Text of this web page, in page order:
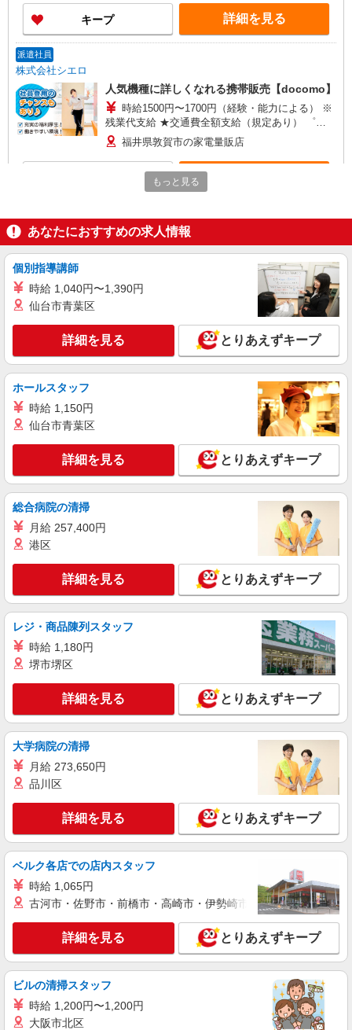
ィブ支給(規定有) ゜・。○。・゜+゜・。○。・゜
+゜
キープ 詳細を見る
派遣社員
株式会社シエロ
人気機種に詳しくなれる携帯販売【docomo】
時給1500円〜1700円（経験・能力による） ※
残業代支給 ★交通費全額支給（規定あり） ゜
+゜・。○。・゜+゜・。○。・゜+゜ 入社祝い金10
万円支給(規定有) お友達を紹介頂くと, インセンテ
ィブ支給(規定有) ★月2回払い・週払い可能（規程
有）★ ゜・。○。・゜+゜・。○。・゜+゜
福井県敦賀市の家電量販店
ソフトバンクMEGAドン・キホーテUNY敦賀店
ソフトバンクショップの携帯販売スタッフ
月給 207,900円 〜 243,500円 固定残業代:
20,900円 〜 24,500円（15時間相当） ＊＿ 試用期
間あり 6ヶ月 ※経験・能力による 【試用期間】月
■ソフトバンクMEGAドン・キホーテUNY敦賀
店 福井県 敦賀市 中央町1丁目 5‐5
キープ 詳細を見る
契約社員
ソフトバンク販売契約社員【敦賀市エリア】
家電量販店内の携帯販売スタッフ
月給 247,340円 〜 247,340円 試用期間なし ※
経験・能力による 【試用期間】時給 0 円 〜 0 円
■ソフトバンク販売契約社員【敦賀市エリア】
福井県敦賀市
キープ 詳細を見る
ソフトバンクMEGAドン・キホーテUNY敦賀店
【店長職】ソフトバンクショップの携帯販売ス
タッフ
月給 245,000円 〜 307,000円 試用期間あり 6
ヶ月 月給25万円以上 ※経験・能力による 【試用
期間】月給 245000 円 〜 307000 円
■ ソフトバンクMEGAドン・キホーテUNY敦賀
キープ 詳細を見る
もっと見る
あなたにおすすめの求人情報
個別指導講師
時給 1,040円〜1,390円
仙台市青葉区
詳細を見る とりあえずキープ
ホールスタッフ
時給 1,150円
仙台市青葉区
詳細を見る とりあえずキープ
総合病院の清掃
月給 257,400円
港区
詳細を見る とりあえずキープ
レジ・商品陳列スタッフ
時給 1,180円
堺市堺区
詳細を見る とりあえずキープ
大学病院の清掃
月給 273,650円
品川区
詳細を見る とりあえずキープ
ベルク各店での店内スタッフ
時給 1,065円
古河市・佐野市・前橋市・高崎市・伊勢崎市・太田市・館林市
詳細を見る とりあえずキープ
ビルの清掃スタッフ
時給 1,200円〜1,200円
大阪市北区